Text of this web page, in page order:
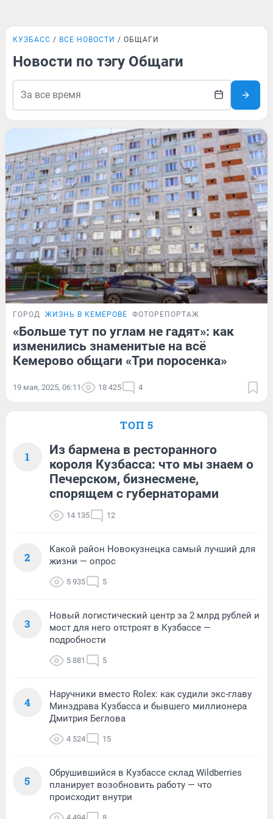
КУЗБАСС ВСЕ НОВОСТИ ОБЩАГИ
Новости по тэгу Общаги
ГОРОД ЖИЗНЬ В КЕМЕРОВЕ ФОТОРЕПОРТАЖ
«Больше тут по углам не гадят»: как
изменились знаменитые на всё
Кемерово общаги «Три поросенка»
19 мая, 2025, 06:11 18 425 4
ТОП 5
1
Из бармена в ресторанного
короля Кузбасса: что мы знаем о
Печерском, бизнесмене,
спорящем с губернаторами
14 135 12
2
Какой район Новокузнецка самый лучший для
жизни — опрос
5 935 5
3
Новый логистический центр за 2 млрд рублей и
мост для него отстроят в Кузбассе —
подробности
5 881 5
4
Наручники вместо Rolex: как судили экс-главу
Минздрава Кузбасса и бывшего миллионера
Дмитрия Беглова
4 524 15
5
Обрушившийся в Кузбассе склад Wildberries
планирует возобновить работу — что
происходит внутри